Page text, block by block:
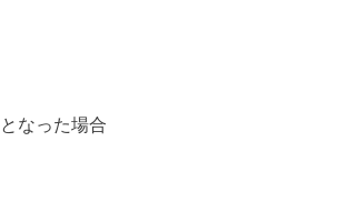
なった場合